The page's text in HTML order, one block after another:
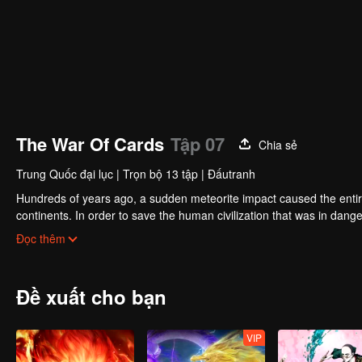
The War Of Cards Tập 07
Chia sẻ
Trung Quốc đại lục | Trọn bộ 13 tập | Đấutranh
Hundreds of years ago, a sudden meteorite impact caused the
continents. In order to save the human civilization that was in
the strength of various countries to develop a new energy supply
and helpless boy to experiencing a series of adventures full of
obstacles and grew into a righteous, moral and capable positive
Đọc thêm
Đề xuất cho bạn
VIP